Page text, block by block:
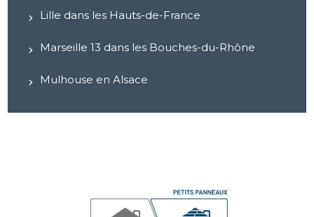
Lille dans les Hauts-de-France
Marseille 13 dans les Bouches-du-Rhône
Mulhouse en Alsace